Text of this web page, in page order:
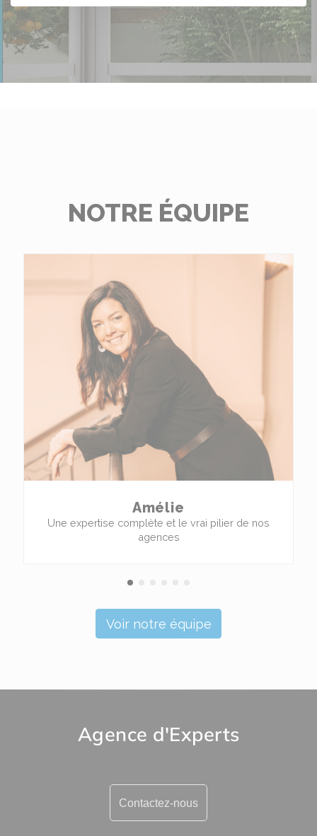
NOTRE ÉQUIPE
Amélie
Une expertise complète et le vrai pilier de nos
agences
Voir notre équipe
Agence d'Experts
Contactez-nous